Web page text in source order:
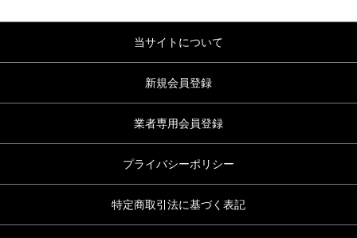
当サイトについて
新規会員登録
業者専用会員登録
プライバシーポリシー
特定商取引法に基づく表記